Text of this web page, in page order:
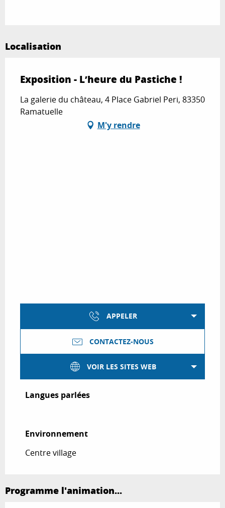
Localisation
Exposition - L’heure du Pastiche !
La galerie du château, 4 Place Gabriel Peri, 83350
Ramatuelle
M'y rendre
APPELER
CONTACTEZ-NOUS
VOIR LES SITES WEB
Langues parlées
Langues parlées
Environnement
Environnement
Centre village
Programme l'animation...